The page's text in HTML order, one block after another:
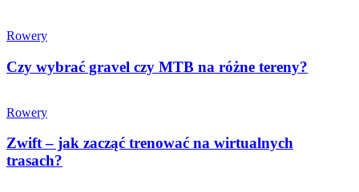
Rowery
Czy wybrać gravel czy MTB na różne tereny?
Rowery
Zwift – jak zacząć trenować na wirtualnych
trasach?